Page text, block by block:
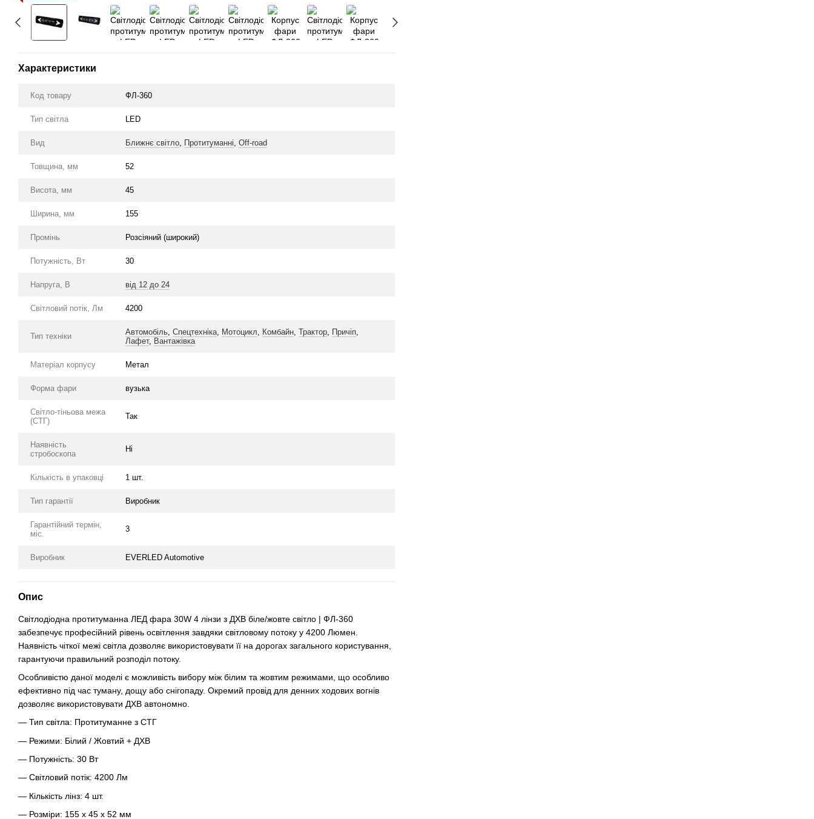
Характеристики
Код товару ФЛ-360
Тип світла LED
Вид Ближнє світло Протитуманні Off-road
Товщина, мм 52
Висота, мм 45
Ширина, мм 155
Промінь Розсіяний (широкий)
Потужність, Вт 30
Напруга, В від 12 до 24
Світловий потік, Лм 4200
Тип техніки Автомобіль Спецтехніка Мотоцикл Комбайн Трактор Причіп
Лафет, Вантажівка
Матеріал корпусу Метал
Форма фари вузька
Світло-тіньова межа
(СТГ)
Так
Наявність
стробоскопа
Ні
Кількість в упаковці 1 шт.
Тип гарантії Виробник
Гарантійний термін,
міс.
3
Виробник EVERLED Automotive
Опис
Світлодіодна протитуманна ЛЕД фара 30W 4 лінзи з ДХВ біле/жовте світло | ФЛ-360
забезпечує професійний рівень освітлення завдяки світловому потоку у 4200 Люмен.
Наявність чіткої межі світла дозволяє використовувати її на дорогах загального користування,
гарантуючи правильний розподіл потоку.
Особливістю даної моделі є можливість вибору між білим та жовтим режимами, що особливо
ефективно під час туману, дощу або снігопаду. Окремий провід для денних ходових вогнів
дозволяє використовувати ДХВ автономно.
— Тип світла: Протитуманне з СТГ
— Режими: Білий / Жовтий + ДХВ
— Потужність: 30 Вт
— Світловий потік: 4200 Лм
— Кількість лінз: 4 шт.
— Розміри: 155 х 45 х 52 мм